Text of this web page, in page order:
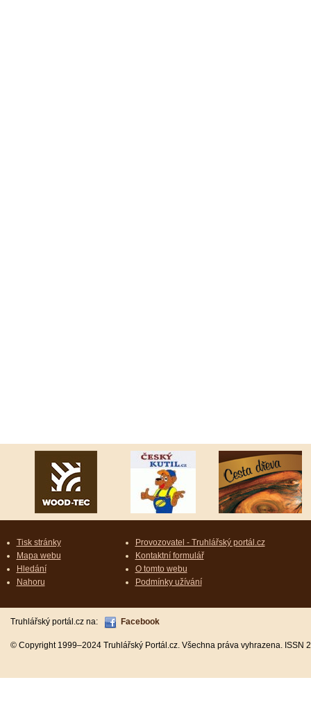
Tisk stránky
Mapa webu
Hledání
Nahoru
Provozovatel - Truhlářský portál.cz
Kontaktní formulář
O tomto webu
Podmínky užívání
Truhlářský portál.cz na: Facebook
© Copyright 1999–2024 Truhlářský Portál.cz. Všechna práva vyhrazena.